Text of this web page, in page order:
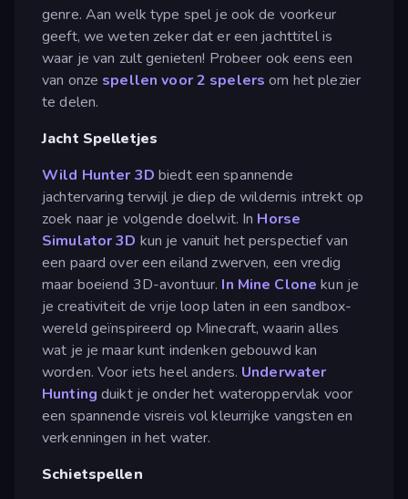
genre. Aan welk type spel je ook de voorkeur
geeft, we weten zeker dat er een jachttitel is
waar je van zult genieten! Probeer ook eens een
van onze spellen voor 2 spelers om het plezier
te delen.
Jacht Spelletjes
Wild Hunter 3D biedt een spannende
jachtervaring terwijl je diep de wildernis intrekt op
zoek naar je volgende doelwit. In Horse
Simulator 3D kun je vanuit het perspectief van
een paard over een eiland zwerven, een vredig
maar boeiend 3D-avontuur. In Mine Clone kun je
je creativiteit de vrije loop laten in een sandbox-
wereld geïnspireerd op Minecraft, waarin alles
wat je je maar kunt indenken gebouwd kan
worden. Voor iets heel anders. Underwater
Huntingduikt je onder het wateroppervlak voor
een spannende visreis vol kleurrijke vangsten en
verkenningen in het water.
Schietspellen